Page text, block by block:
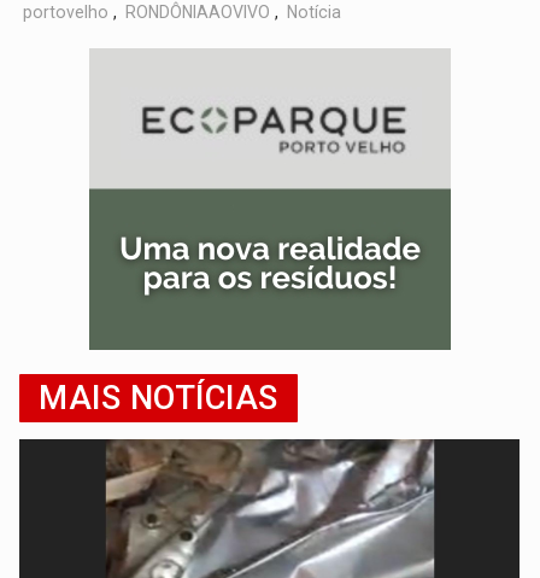
portovelho , RONDÔNIAAOVIVO , Notícia
MAIS NOTÍCIAS